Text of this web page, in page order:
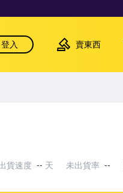
登入 賣東西
貨速度 -- 天 未出貨率 --